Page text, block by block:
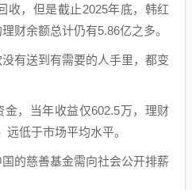
收，但是截止2025年底，韩红
财余额总计仍有5.86亿之多。
有送到有需要的人手里，都变
，当年收益仅602.5万，理财
低于市场平均水平。
的慈善基金需向社会公开排薪